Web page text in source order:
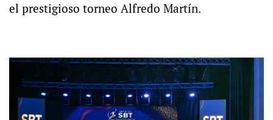
el prestigioso torneo Alfredo Martín.